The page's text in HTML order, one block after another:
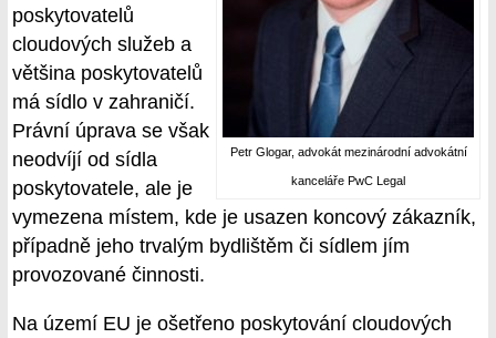
Petr Glogar, advokát mezinárodní advokátní
kanceláře PwC Legal
poskytovatelů
cloudových služeb a
většina poskytovatelů
má sídlo v zahraničí.
Právní úprava se však
neodvíjí od sídla
poskytovatele, ale je
vymezena místem, kde je usazen koncový zákazník,
případně jeho trvalým bydlištěm či sídlem jím
provozované činnosti.
Na území EU je ošetřeno poskytování cloudových